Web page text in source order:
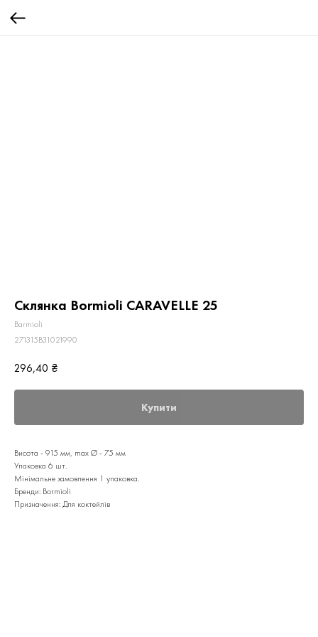
Склянка Bormioli CARAVELLE 25
Barmioli
271315B31021990
296,40 ₴
Купити
Висота - 915 мм, max Ø - 75 мм
Упаковка 6 шт.
Мінімальне замовлення 1 упаковка.
Бренди: Bormioli
Призначення: Для коктейлів